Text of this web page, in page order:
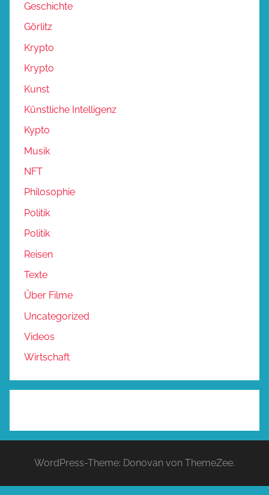
Geschichte
Görlitz
Krypto
Krypto
Kunst
Künstliche Intelligenz
Kypto
Musik
NFT
Philosophie
Politik
Politik
Reisen
Texte
Über Filme
Uncategorized
Videos
Wirtschaft
WordPress-Theme: Donovan von ThemeZee.